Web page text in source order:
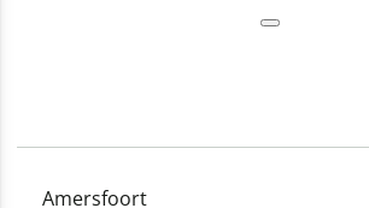
Amersfoort